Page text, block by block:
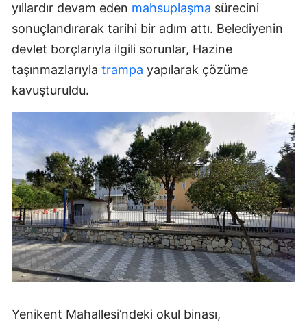
yıllardır devam eden mahsuplaşma sürecini
sonuçlandırarak tarihi bir adım attı. Belediyenin
devlet borçlarıyla ilgili sorunlar, Hazine
taşınmazlarıyla trampa yapılarak çözüme
kavuşturuldu.
Yenikent Mahallesi’ndeki okul binası,